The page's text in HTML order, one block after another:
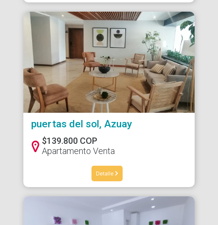
puertas del sol, Azuay
$139.800 COP
Apartamento Venta
Detalle